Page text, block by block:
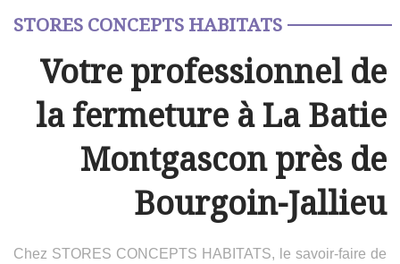
STORES CONCEPTS HABITATS
Votre professionnel de
la fermeture à La Batie
Montgascon près de
Bourgoin-Jallieu
Chez STORES CONCEPTS HABITATS, le savoir-faire de